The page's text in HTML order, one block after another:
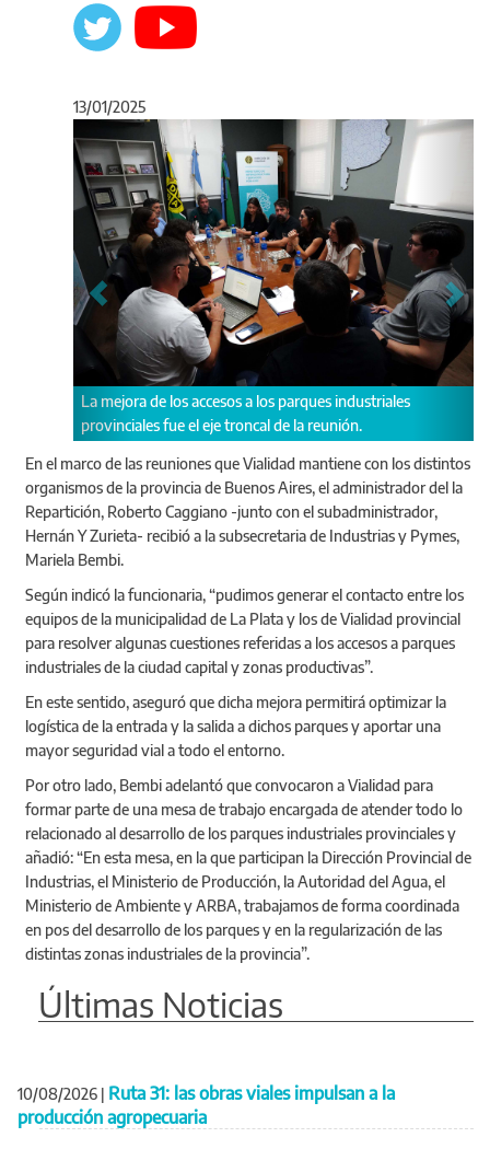
13/01/2025
La mejora de los accesos a los parques industriales
provinciales fue el eje troncal de la reunión.
Anterior
En el marco de las reuniones que Vialidad mantiene con los distintos
organismos de la provincia de Buenos Aires, el administrador del la
Repartición, Roberto Caggiano -junto con el subadministrador,
Hernán Y Zurieta- recibió a la subsecretaria de Industrias y Pymes,
Mariela Bembi.
Según indicó la funcionaria, “pudimos generar el contacto entre los
equipos de la municipalidad de La Plata y los de Vialidad provincial
para resolver algunas cuestiones referidas a los accesos a parques
industriales de la ciudad capital y zonas productivas”.
En este sentido, aseguró que dicha mejora permitirá optimizar la
logística de la entrada y la salida a dichos parques y aportar una
mayor seguridad vial a todo el entorno.
Por otro lado, Bembi adelantó que convocaron a Vialidad para
formar parte de una mesa de trabajo encargada de atender todo lo
relacionado al desarrollo de los parques industriales provinciales y
añadió: “En esta mesa, en la que participan la Dirección Provincial de
Industrias, el Ministerio de Producción, la Autoridad del Agua, el
Ministerio de Ambiente y ARBA, trabajamos de forma coordinada
en pos del desarrollo de los parques y en la regularización de las
distintas zonas industriales de la provincia”.
Últimas Noticias
10/08/2026 | Ruta 31: las obras viales impulsan a la
producción agropecuaria